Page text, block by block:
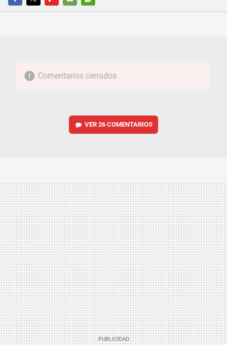
FACEBOOKTWITTERFLIPBOARD
E-
WHATSAPP
Comentarios cerrados
VER 26 COMENTARIOS